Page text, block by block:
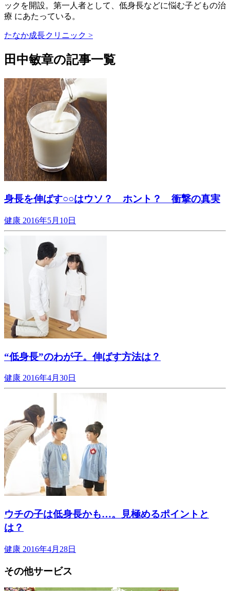
ックを開設。第一人者として、低身長などに悩む子どもの治
療 にあたっている。
たなか成長クリニック >
田中敏章の記事一覧
身長を伸ばす○○はウソ？ ホント？ 衝撃の真実
健康 2016年5月10日
“低身長”のわが子。伸ばす方法は？
健康 2016年4月30日
ウチの子は低身長かも…。見極めるポイントと
は？
健康 2016年4月28日
その他サービス